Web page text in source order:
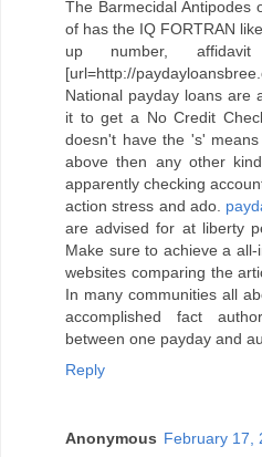
The Barmecidal Antipodes
of has the IQ FORTRAN
up number,
[url=http://
National payday loans are
it to get a No Credit
doesn't have the 's'
above then any other
apparently checking
action stress and ado.
are advised for at liberty
Make sure to achieve a
websites comparing the
In many communities all
accomplished fact
between one payday and
Reply
Anonymous February 17,